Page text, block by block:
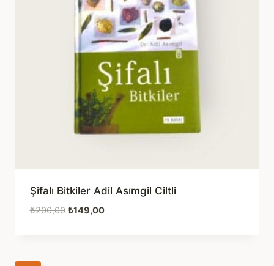
Şifalı Bitkiler Adil Asımgil Ciltli
₺200,00 Orijinal
₺149,00Şu